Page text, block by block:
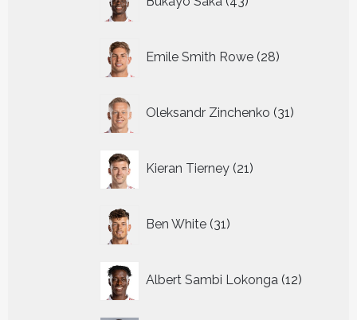
producten
Emile Smith Rowe 28
producten
Oleksandr Zinchenko 31
producten
Kieran Tierney 21
producten
Ben White 31
producten
Albert Sambi Lokonga 12